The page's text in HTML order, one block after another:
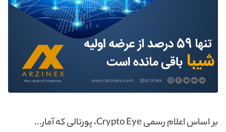
بر اساس اعلام رسمی Crypto Eye، پورتالی که آمار...